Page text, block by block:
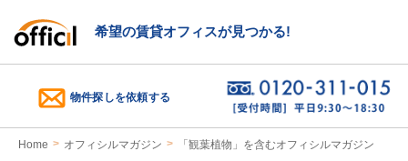
希望の賃貸オフィスが見つかる!
物件探しを依頼する
Home オフィシルマガジン 「観葉植物」を含むオフィシルマガジン